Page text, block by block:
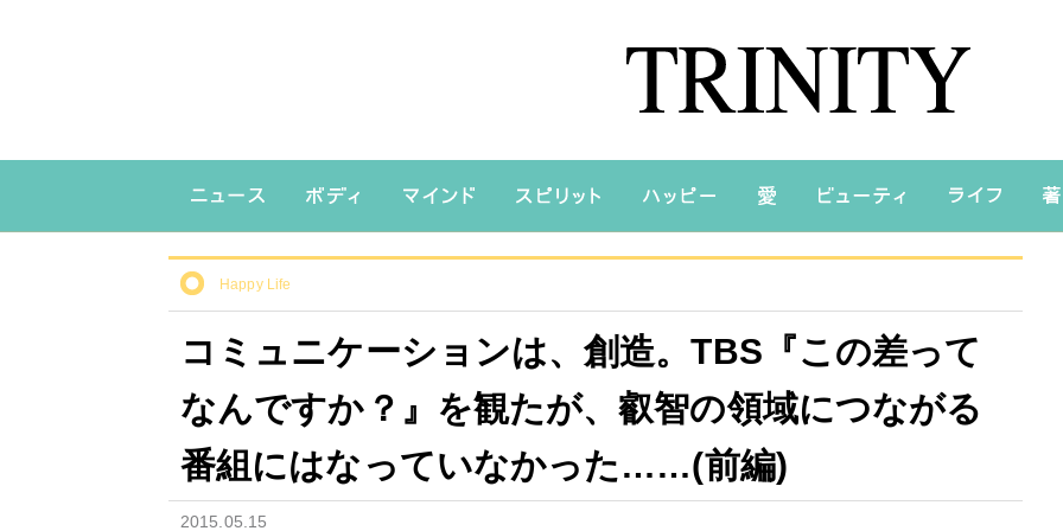
Happy Life
コミュニケーションは、創造。TBS『この差って
なんですか？』を観たが、叡智の領域につながる
番組にはなっていなかった……(前編)
2015.05.15